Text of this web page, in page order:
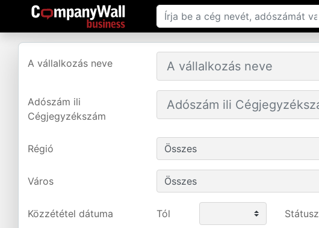
A vállalkozás neve
Adószám ili
Cégjegyzékszám
Régió
Város
Közzététel dátuma Tól Státusz